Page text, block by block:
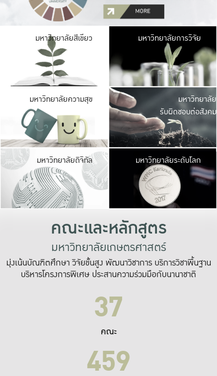
มหาวิทยาลัยสีเขียว มหาวิ
มีพื้นที่เขียวสดใส
เป็นป่าในเมือง เกษต
มหาวิทยาลัยการวิจัย
มหาวิทยาลัยความสุข มหาวิ
ค
เปิดประ
และพบเรื่องราวใ
มหาวิทยาลัย
รับผิดชอบต่อสังคม
มหาวิทยาลัยดิจิทัล มหาวิ
เปลี่ยนแปลง แล
เพื่อทำง
ระบบสารสนเทศ
มหาวิทยาลัยระดับโลก
คณะและหลักสูตร
มหาวิทยาลัยเกษตรศาสตร์
มุ่งเน้นบัณฑิตศึกษา วิจัยขั้นสูง พัฒนาวิชาการ บริการวิชาพื้นฐาน
บริหารโครงการพิเศษ ประสานความร่วมมือกับนานาชาติ
37
คณะ
459